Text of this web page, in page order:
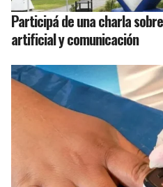
Participá de una charla
artificial y comunicación